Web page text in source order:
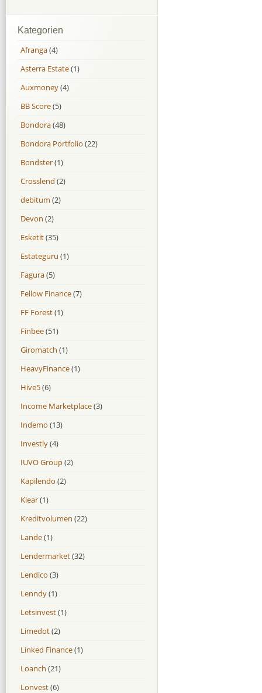
Kategorien
Afranga(4)
Asterra Estate(1)
Auxmoney(4)
BB Score(5)
Bondora(48)
Bondora Portfolio (22)
Bondster(1)
Crosslend (2)
debitum (2)
Devon (2)
Esketit(35)
Estateguru (1)
Fagura(5)
Fellow Finance(7)
FF Forest(1)
Finbee(51)
Giromatch (1)
HeavyFinance(1)
Hive5(6)
Income Marketplace(3)
Indemo (13)
Investly(4)
IUVO Group(2)
Kapilendo (2)
Klear(1)
Kreditvolumen (22)
Lande(1)
Lendermarket(32)
Lendico (3)
Lenndy(1)
Letsinvest(1)
Limedot(2)
Linked Finance(1)
Loanch (21)
Lonvest(6)